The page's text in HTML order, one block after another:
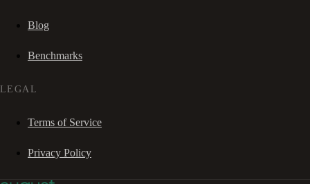
Blog
Benchmarks
LEGAL
Terms of Service
Privacy Policy